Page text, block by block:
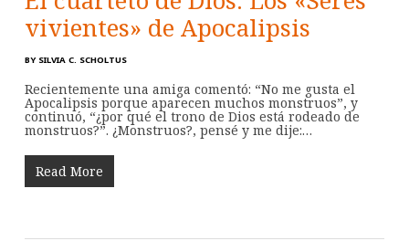
vivientes» de Apocalipsis
BY SILVIA C. SCHOLTUS
Recientemente una amiga comentó: “No me gusta el
Apocalipsis porque aparecen muchos monstruos”, y
continuó, “¿por qué el trono de Dios está rodeado de
monstruos?”. ¿Monstruos?, pensé y me dije:…
Read More